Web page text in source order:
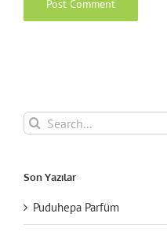
Search
for:
Son Yazılar
Puduhepa Parfüm